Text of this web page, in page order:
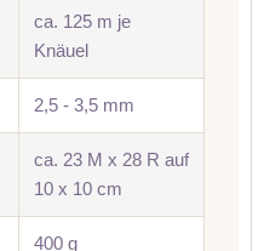
ca. 125 m je
Knäuel
2,5 - 3,5 mm
ca. 23 M x 28 R auf
10 x 10 cm
400 g